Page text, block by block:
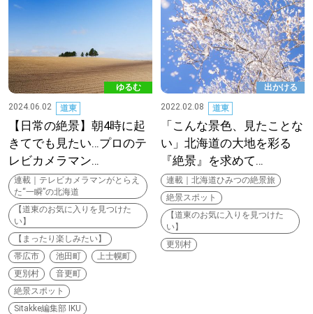
北海道で暮らす、あなたとつくる、
明日への”きっかけ”WEBマガジン
Sitakke編集部 IKU 【まったり楽しみたい】
【暮らしの知恵を身につけたい】 札幌市
【札幌のお気に入りを見つけたい】
【道央のお気に入りを見つけたい】
【道北のお気に入りを見つけたい】
【道東のお気に入りを見つけたい】
ゆるむ
2024.06.02
道東
【日常の絶景】朝4時に起
きてでも見たい…プロのテ
レビカメラマン…
連載｜テレビカメラマンがとらえ
た“一瞬”の北海道
【道東のお気に入りを見つけた
い】
【まったり楽しみたい】
帯広市
池田町
上士幌町
更別村
音更町
絶景スポット
Sitakke編集部 IKU
出かける
2022.02.08
道東
「こんな景色、見たことな
い」北海道の大地を彩る
『絶景』を求めて…
連載｜北海道ひみつの絶景旅
絶景スポット
【道東のお気に入りを見つけた
い】
更別村